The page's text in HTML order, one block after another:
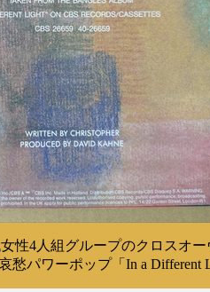
性4人組グループのクロスオ
愁パワーポップ「In a